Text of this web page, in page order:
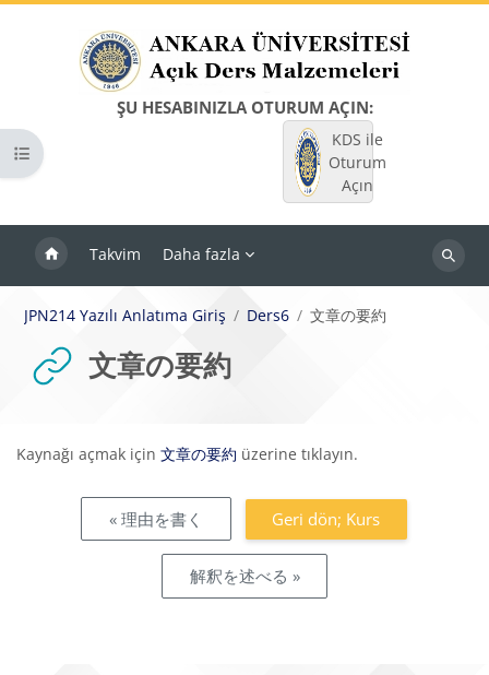
ŞU HESABINIZLA OTURUM AÇIN:
KDS ile
Oturum
Açın
Takvim Daha fazla
Dersleri
Kurs dizinini aç
JPN214 Yazılı Anlatıma Giriş Ders6 文章の要約
文章の要約
Tamamlama Gereklilikleri
Kaynağı açmak için 文章の要約 üzerine tıklayın.
« 理由を書く Geri dön; Kurs
解釈を述べる »